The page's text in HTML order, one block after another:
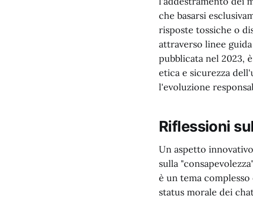
che basarsi
risposte tossiche o
attraverso linee
pubblicata nel 2023,
etica e sicurezza
l'evoluzione
Riflessioni
Un aspetto
sulla
è un tema
status morale dei